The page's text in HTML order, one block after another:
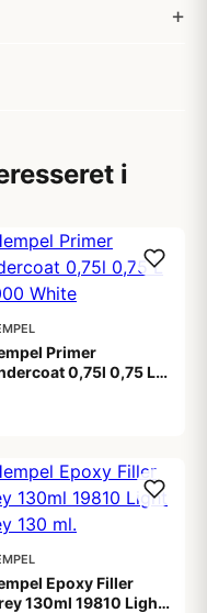
i
Primer
0,75l 0,75 L
Epoxy Filler
130ml 19810 Light